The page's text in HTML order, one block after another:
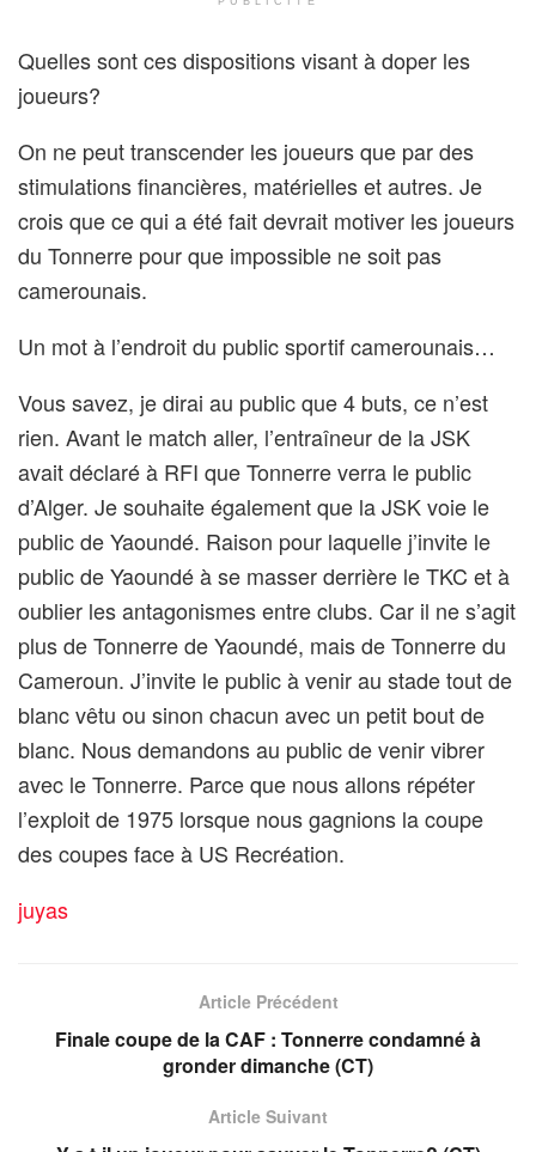
Quelles sont ces dispositions visant à doper les
joueurs?
On ne peut transcender les joueurs que par des
stimulations financières, matérielles et autres. Je
crois que ce qui a été fait devrait motiver les joueurs
du Tonnerre pour que impossible ne soit pas
camerounais.
Un mot à l’endroit du public sportif camerounais…
Vous savez, je dirai au public que 4 buts, ce n’est
rien. Avant le match aller, l’entraîneur de la JSK
avait déclaré à RFI que Tonnerre verra le public
d’Alger. Je souhaite également que la JSK voie le
public de Yaoundé. Raison pour laquelle j’invite le
public de Yaoundé à se masser derrière le TKC et à
oublier les antagonismes entre clubs. Car il ne s’agit
plus de Tonnerre de Yaoundé, mais de Tonnerre du
Cameroun. J’invite le public à venir au stade tout de
blanc vêtu ou sinon chacun avec un petit bout de
blanc. Nous demandons au public de venir vibrer
avec le Tonnerre. Parce que nous allons répéter
l’exploit de 1975 lorsque nous gagnions la coupe
des coupes face à US Recréation.
juyas
Article Précédent
Finale coupe de la CAF : Tonnerre condamné à
gronder dimanche (CT)
Article Suivant